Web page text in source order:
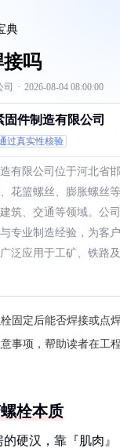
典
吗
司 · 2026-08-04 08:00:00
固件制造有限公司
过真实性核验
有限公司位于河北省
花篮螺丝、膨胀螺丝
筑、交通等领域。公
专业制造经验，为客
泛应用于工矿、铁路
固定后能否焊接或点
事项，帮助读者在工
栓本质
硬汉，靠『肌肉